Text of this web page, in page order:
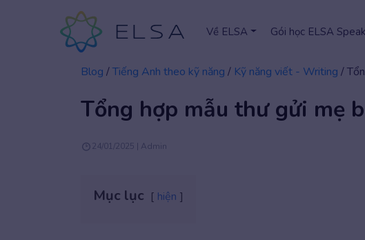
Về ELSA Gói học ELSA Speak
Blog /Tiếng Anh theo kỹ năng / Kỹ năng viết - Writing /
Tổng hợp mẫu thư gửi mẹ
24/01/2025 | Admin
Mục lục hiện